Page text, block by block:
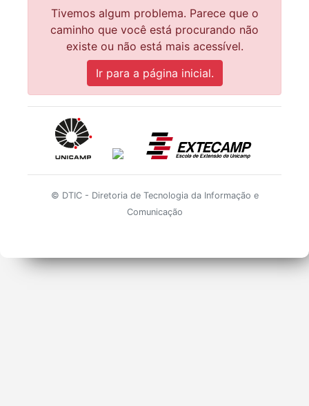
Tivemos algum problema. Parece que o
caminho que você está procurando não
existe ou não está mais acessível.
Ir para a página inicial.
© DTIC - Diretoria de Tecnologia da Informação e
Comunicação